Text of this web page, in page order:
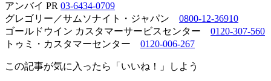
アンバイ PR 03-6434-0709
グレゴリー／サムソナイト・ジャパン 0800-12-36910
ゴールドウイン カスタマーサービスセンター 0120-307-560
トゥミ・カスタマーセンター 0120-006-267
この記事が気に入ったら「いいね！」しよう